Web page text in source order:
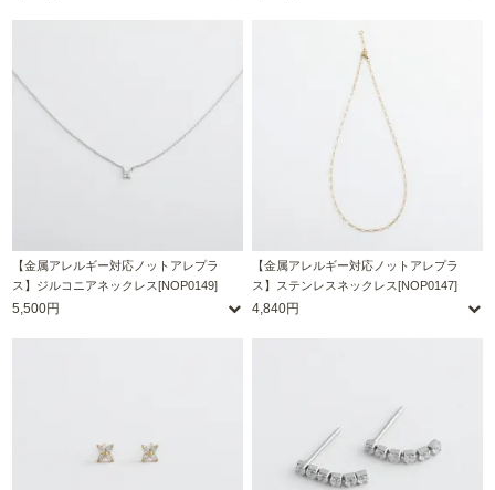
【金属アレルギー対応ノットアレプラ
ス】ジルコニアネックレス[NOP0149]
5,500円
【金属アレルギー対応ノットアレプラ
ス】ステンレスネックレス[NOP0147]
4,840円